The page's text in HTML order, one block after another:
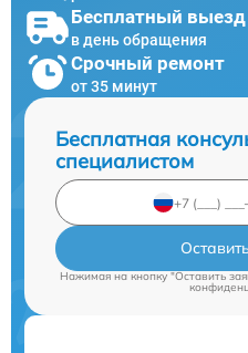
Бесплатный выезд
в день обращения
Срочный ремонт
от 35 минут
Бесплатная
специалистом
Нажимая на кнопку "Оставить